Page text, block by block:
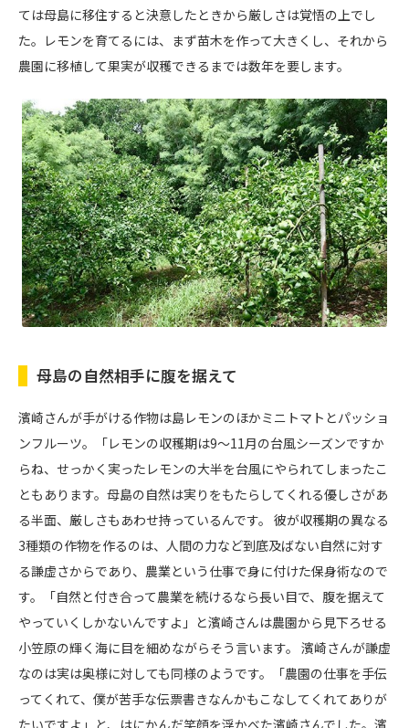
ては母島に移住すると決意したときから厳しさは覚悟の上でし
た。レモンを育てるには、まず苗木を作って大きくし、それから
農園に移植して果実が収穫できるまでは数年を要します。
母島の自然相手に腹を据えて
濱崎さんが手がける作物は島レモンのほかミニトマトとパッショ
ンフルーツ。「レモンの収穫期は9～11月の台風シーズンですか
らね、せっかく実ったレモンの大半を台風にやられてしまったこ
ともあります。母島の自然は実りをもたらしてくれる優しさがあ
る半面、厳しさもあわせ持っているんです。 彼が収穫期の異なる
3種類の作物を作るのは、人間の力など到底及ばない自然に対す
る謙虚さからであり、農業という仕事で身に付けた保身術なので
す。「自然と付き合って農業を続けるなら長い目で、腹を据えて
やっていくしかないんですよ」と濱崎さんは農園から見下ろせる
小笠原の輝く海に目を細めながらそう言います。 濱崎さんが謙虚
なのは実は奥様に対しても同様のようです。「農園の仕事を手伝
ってくれて、僕が苦手な伝票書きなんかもこなしてくれてありが